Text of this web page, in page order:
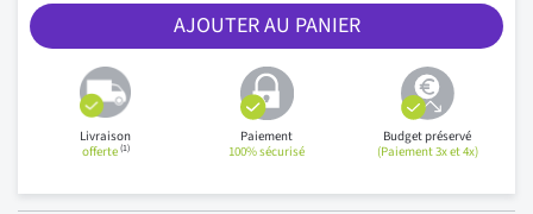
AJOUTER AU PANIER
Livraison
offerte(1)
Paiement
100% sécurisé
Budget préservé
(Paiement 3x et 4x)